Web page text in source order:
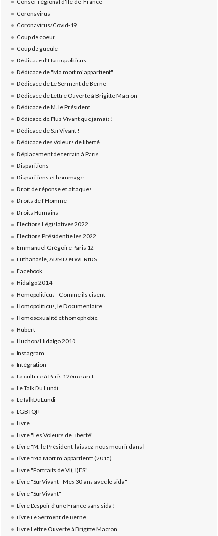
Conseil régional d'Ile-de-France
Coronavirus
Coronavirus/Covid-19
Coup de coeur
Coup de gueule
Dédicace d'Homopoliticus
Dédicace de "Ma mort m'appartient"
Dédicace de Le Serment de Berne
Dédicace de Lettre Ouverte à Brigitte Macron
Dédicace de M. le Président
Dédicace de Plus Vivant que jamais !
Dédicace de SurVivant !
Dédicace des Voleurs de liberté
Déplacement de terrain à Paris
Disparitions
Disparitions et hommage
Droit de réponse et attaques
Droits de l'Homme
Droits Humains
Elections Législatives 2022
Elections Présidentielles 2022
Emmanuel Grégoire Paris 12
Euthanasie, ADMD et WFRtDS
Facebook
Hidalgo 2014
Homopoliticus - Comme ils disent
Homopoliticus, le Documentaire
Homosexualité et homophobie
Hubert
Huchon/Hidalgo 2010
Instagram
Intégration
La culture à Paris 12éme ardt
Le Talk Du Lundi
LeTalkDuLundi
LGBTQI+
Livre
Livre "Les Voleurs de Liberté"
Livre "M. le Président, laissez-nous mourir dans l
Livre "Ma Mort m'appartient" (2015)
Livre "Portraits de VI(H)ES"
Livre "SurVivant - Mes 30 ans avec le sida"
Livre "SurVivant"
Livre L'espoir d'une France sans sida !
Livre Le Serment de Berne
Livre Lettre Ouverte à Brigitte Macron